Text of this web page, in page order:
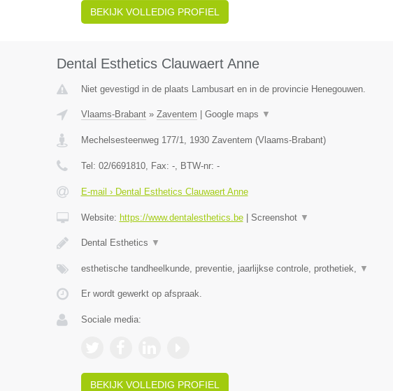
BEKIJK VOLLEDIG PROFIEL
Dental Esthetics Clauwaert Anne
Niet gevestigd in de plaats Lambusart en in de provincie Henegouwen.
Vlaams-Brabant» Zaventem Google maps ▼
Mechelsesteenweg 177/1, 1930 Zaventem (Vlaams-Brabant)
Tel: 02/6691810, Fax: -, BTW-nr: -
E-mail › Dental Esthetics Clauwaert Anne
Website: https://www.dentalesthetics.be| Screenshot ▼
Dental Esthetics ▼
esthetische tandheelkunde, preventie, jaarlijkse controle, prothetiek, ▼
Er wordt gewerkt op afspraak.
Sociale media:
BEKIJK VOLLEDIG PROFIEL